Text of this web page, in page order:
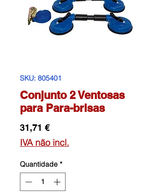
SKU: 805401
Conjunto 2 Ventosas
para Para-brisas
31,71 €Preço
IVA não incl.
Quantidade *